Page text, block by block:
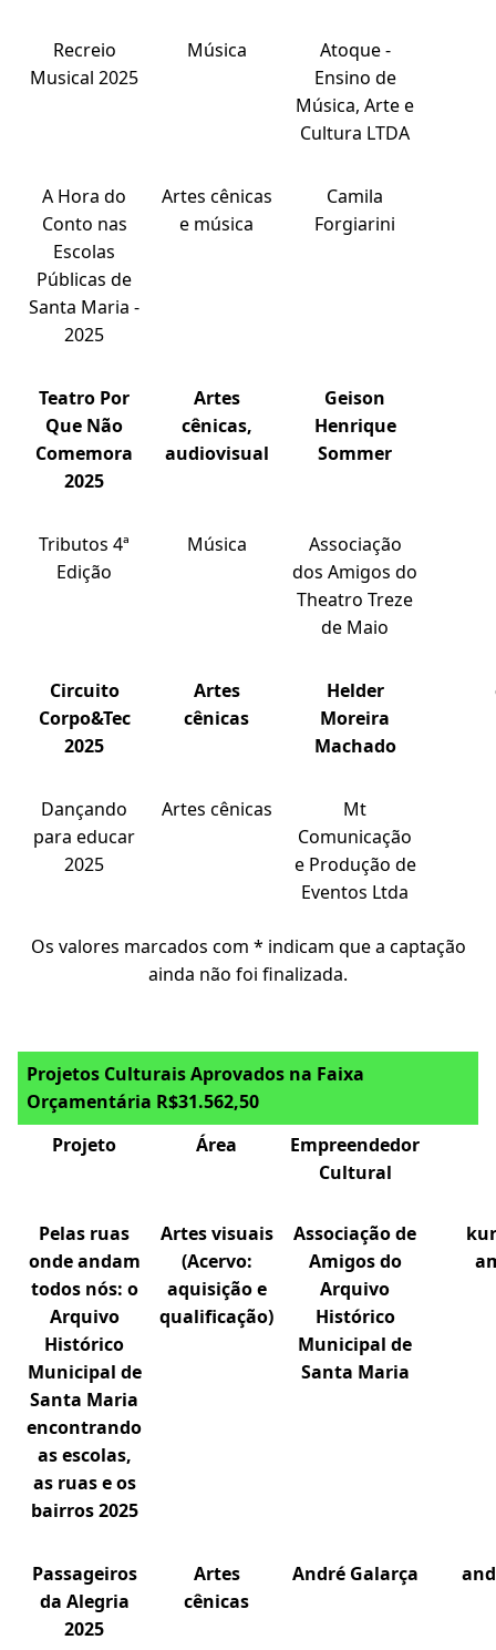
Recreio
Musical 2025
Música
Atoque -
Ensino de
Música, Arte e
Cultura LTDA
A Hora do
Conto nas
Escolas
Públicas de
Santa Maria -
2025
Artes cênicas
e música
Camila
Forgiarini
Teatro Por
Que Não
Comemora
2025
Artes
cênicas,
audiovisual
Geison
Henrique
Sommer
Tributos 4ª
Edição
Música
Associação
dos Amigos do
Theatro Treze
de Maio
Circuito
Corpo&Tec
2025
Artes
cênicas
Helder
Moreira
Machado
Dançando
para educar
2025
Artes cênicas
Mt
Comunicação
e Produção de
Eventos Ltda
Os valores marcados com * indicam que a captação
ainda não foi finalizada.
Projetos Culturais Aprovados na Faixa
Orçamentária R$31.562,50
Projeto
Área
Empreendedor
Cultural
Pelas ruas
onde andam
todos nós: o
Arquivo
Histórico
Municipal de
Santa Maria
encontrando
as escolas,
as ruas e os
bairros 2025
Artes visuais
(Acervo:
aquisição e
qualificação)
Associação de
Amigos do
Arquivo
Histórico
Municipal de
Santa Maria
Passageiros
da Alegria
2025
Artes
cênicas
André Galarça